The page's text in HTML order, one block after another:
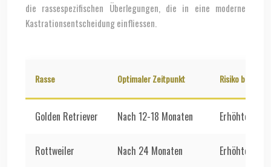
die rassespezifischen Überlegungen, die in eine moderne
Kastrationsentscheidung einfliessen.
Rasse Optimaler Zeitpunkt Risiko bei
Golden Retriever Nach 12-18 Monaten Erhöhtes
Rottweiler Nach 24 Monaten Erhöhtes